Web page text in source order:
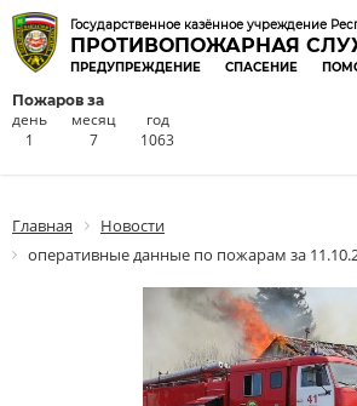
Государственное казённое учреждение
ПРОТИВОПОЖАРНАЯ
ПРЕДУПРЕЖДЕНИЕ СПАСЕНИЕ
Пожаров за
день
1
месяц
7
год
1063
Главная
Новости
оперативные данные по пожарам за